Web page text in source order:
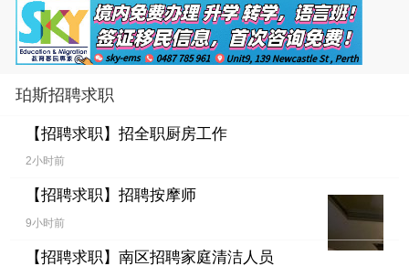
珀斯招聘求职
【招聘求职】 招全职厨房工作
2小时前
【招聘求职】 招聘按摩师
9小时前
【招聘求职】 南区招聘家庭清洁人员